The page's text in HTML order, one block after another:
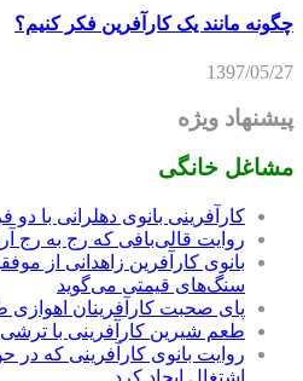
مشاغل خانگی
کارآفرینی بانوی دهلرانی با دو
بانوی کارآفرین زاهدانی از
پای صحبت کارآفرینان
اشتغال ایجاد کرد
عروسک سازی و درآمد میلیونی
تجربه موفق کارگاه خانگی کیک
درآمد در منزل با شیرینی
شیرینی پزی و ساخت دسر
هر آنچه در مورد کار بسته‌بندی